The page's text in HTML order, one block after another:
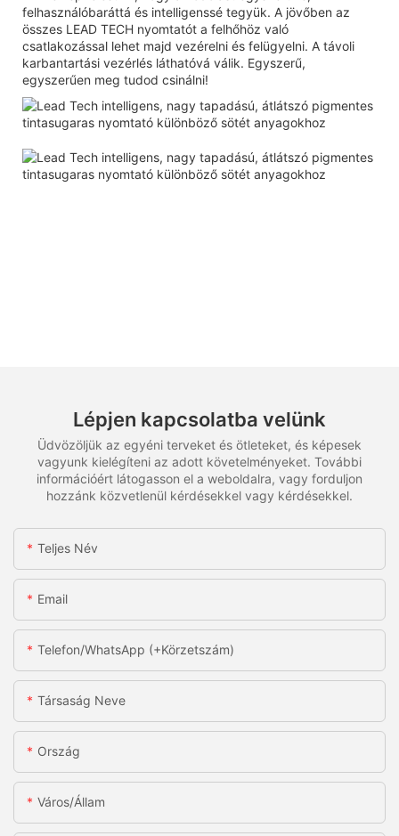
felhasználóbaráttá és intelligenssé tegyük. A jövőben az
összes LEAD TECH nyomtatót a felhőhöz való
csatlakozással lehet majd vezérelni és felügyelni. A távoli
karbantartási vezérlés láthatóvá válik. Egyszerű,
egyszerűen meg tudod csinálni!
Lépjen kapcsolatba velünk
Üdvözöljük az egyéni terveket és ötleteket, és képesek
vagyunk kielégíteni az adott követelményeket. További
információért látogasson el a weboldalra, vagy forduljon
hozzánk közvetlenül kérdésekkel vagy kérdésekkel.
Teljes Név
Email
Telefon/WhatsApp (+körzetszám)
Társaság Neve
Ország
Város/állam